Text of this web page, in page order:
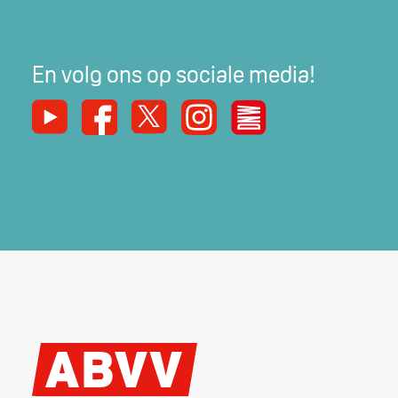
En volg ons op sociale media!
YoutubeFacebook
X InstagramDe Nieuwe Werker